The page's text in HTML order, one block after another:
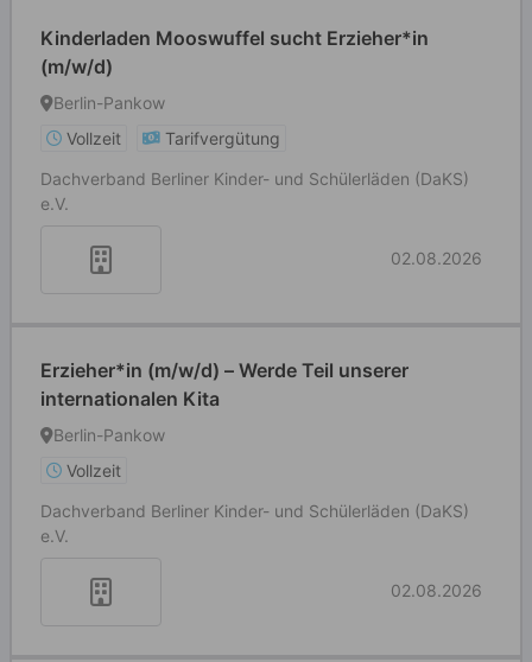
Kinderladen Mooswuffel sucht Erzieher*in
(m/w/d)
Berlin-Pankow
Vollzeit
Tarifvergütung
Dachverband Berliner Kinder- und Schülerläden (DaKS)
e.V.
02.08.2026
Erzieher*in (m/w/d) – Werde Teil unserer
internationalen Kita
Berlin-Pankow
Vollzeit
Dachverband Berliner Kinder- und Schülerläden (DaKS)
e.V.
02.08.2026